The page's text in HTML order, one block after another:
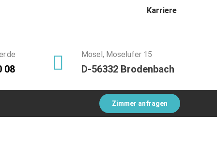
Karriere
Mosel, Moselufer 15
D-56332 Brodenbach
08
Zimmer anfragen